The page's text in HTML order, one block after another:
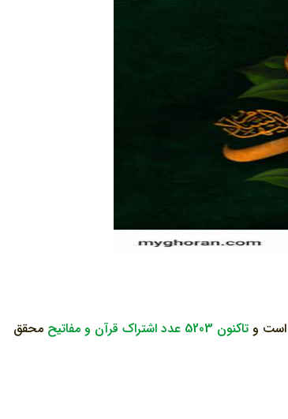
تاکنون 5203 عدد اشتراک قرآن و مفاتیح
محقق